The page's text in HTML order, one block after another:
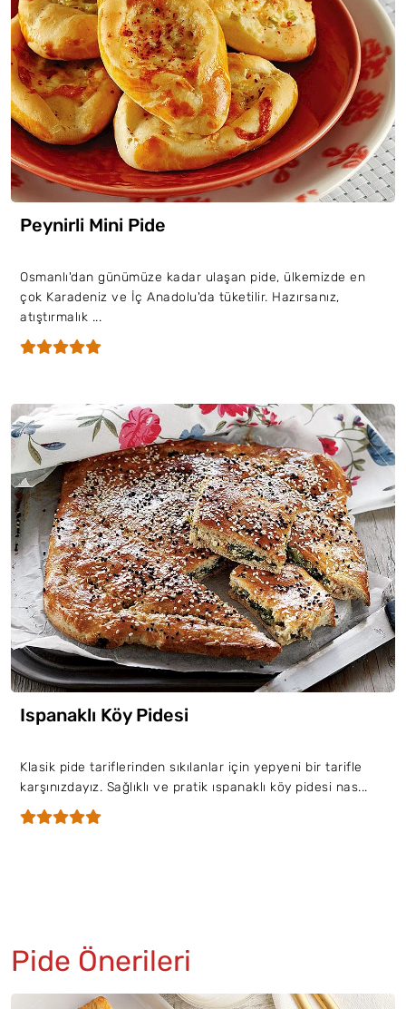
Peynirli Mini Pide
Osmanlı'dan günümüze kadar ulaşan pide, ülkemizde en
çok Karadeniz ve İç Anadolu'da tüketilir. Hazırsanız,
atıştırmalık ...
Ispanaklı Köy Pidesi
Klasik pide tariflerinden sıkılanlar için yepyeni bir tarifle
karşınızdayız. Sağlıklı ve pratik ıspanaklı köy pidesi nas...
Pide Önerileri